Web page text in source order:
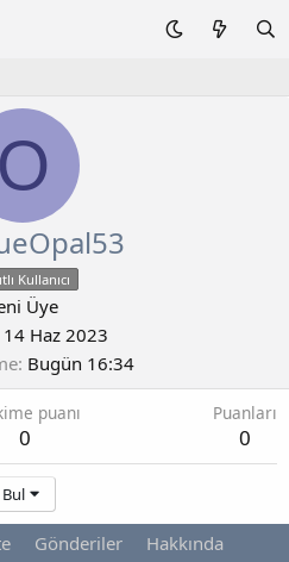
O
Kullanıcı
Üye
14 Haz 2023
Bugün 16:34
puanı
0
Puanları
0
Bul
Gönderiler Hakkında